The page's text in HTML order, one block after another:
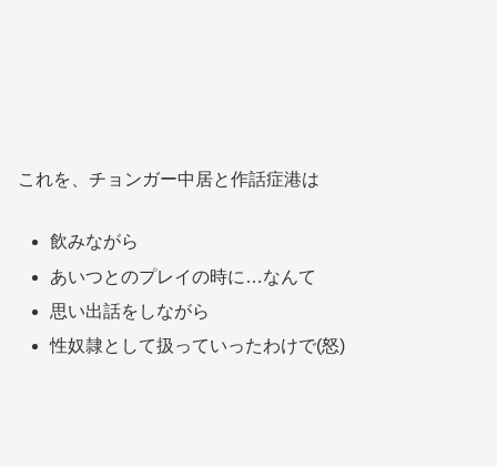
これを、チョンガー中居と作話症港は
飲みながら
あいつとのプレイの時に…なんて
思い出話をしながら
性奴隷として扱っていったわけで(怒)